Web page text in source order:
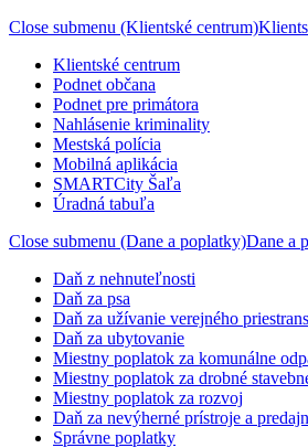
Close submenu (Klientské centrum)
Klientské centrum
Podnet občana
Podnet pre primátora
Nahlásenie kriminality
Mestská polícia
Mobilná aplikácia
SMARTCity Šaľa
Úradná tabuľa
Close submenu (Dane a poplatky)Dane a
Daň z nehnuteľnosti
Daň za psa
Daň za užívanie verejného
Daň za ubytovanie
Miestny poplatok za komunálne
Miestny poplatok za drobné
Miestny poplatok za rozvoj
Daň za nevýherné prístroje a
Správne poplatky